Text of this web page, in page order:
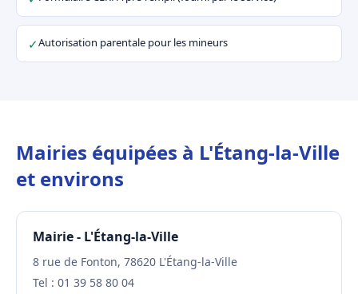
✓Autorisation parentale pour les mineurs
Mairies équipées à L'Étang-la-Ville
et environs
Mairie - L'Étang-la-Ville
8 rue de Fonton, 78620 L'Étang-la-Ville
Tel : 01 39 58 80 04